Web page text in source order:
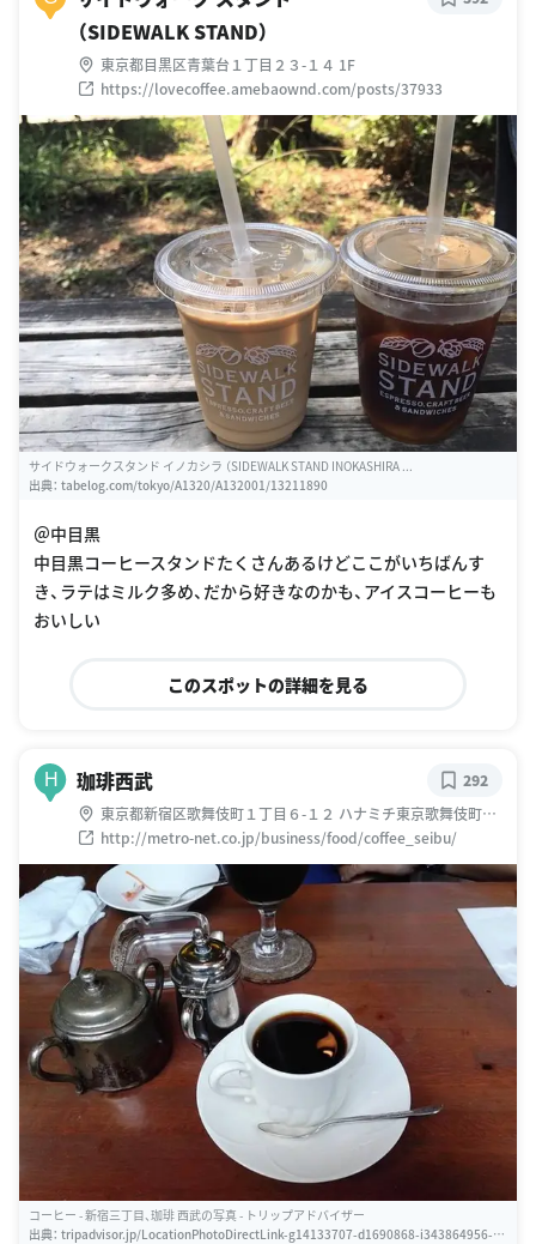
（SIDEWALK STAND）
東京都目黒区青葉台１丁目２３-１４ 1F
https://lovecoffee.amebaownd.com/posts/37933
サイドウォークスタンド イノカシラ （SIDEWALK STAND INOKASHIRA ...
出典： tabelog.com/tokyo/A1320/A132001/13211890
＠中目黒
中目黒コーヒースタンドたくさんあるけどここがいちばんす
き、ラテはミルク多め、だから好きなのかも、アイスコーヒーも
おいしい
このスポットの詳細を見る
H 珈琲西武
東京都新宿区歌舞伎町１丁目６-１２ ハナミチ東京歌舞伎町2
階
http://metro-net.co.jp/business/food/coffee_seibu/
292
コーヒー - 新宿三丁目、珈琲 西武の写真 - トリップアドバイザー
出典： tripadvisor.jp/LocationPhotoDirectLink-g14133707-d1690868-i343864956-Co